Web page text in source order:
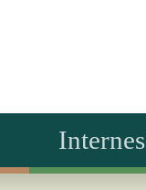
Internes